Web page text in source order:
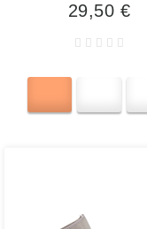
29,50 €